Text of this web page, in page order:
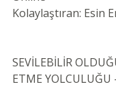
Kolaylaştıran: Esin
SEVİLEBİLİR
ETME YOLCULUĞU